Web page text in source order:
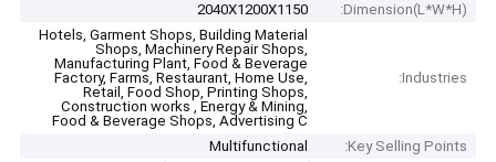
Dimension(L*W*H):
2040X1200X1150
Industries:
Hotels, Garment Shops, Building Material
Shops, Machinery Repair Shops,
Manufacturing Plant, Food & Beverage
Factory, Farms, Restaurant, Home Use,
Retail, Food Shop, Printing Shops,
Construction works , Energy & Mining,
Food & Beverage Shops, Advertising C
Key Selling Points:
Multifunctional